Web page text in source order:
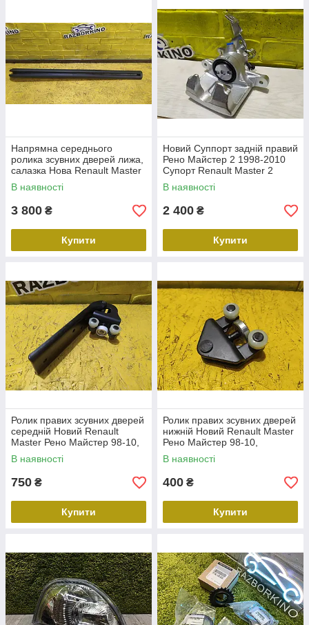
Напрямна середнього
ролика зсувних дверей лижа,
салазка Нова Renault Master
Рено Майстер 1998-2010
820016374
В наявності
3 800 ₴
Купити
Новий Суппорт задній правий
Рено Майстер 2 1998-2010
Супорт Renault Master 2
Movano Мовоано Опель
В наявності
2 400 ₴
Купити
Ролик правих зсувних дверей
середній Новий Renault
Master Рено Майстер 98-10,
7700352380
В наявності
750 ₴
Купити
Ролик правих зсувних дверей
нижній Новий Renault Master
Рено Майстер 98-10,
8200080754
В наявності
400 ₴
Купити